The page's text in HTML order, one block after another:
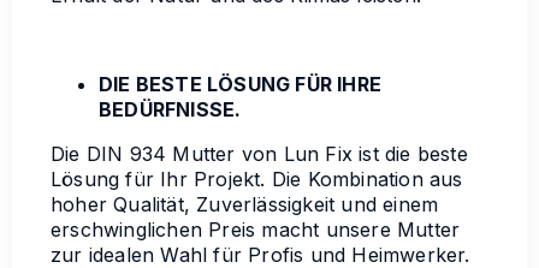
DIE BESTE LÖSUNG FÜR IHRE
BEDÜRFNISSE.
Die DIN 934 Mutter von Lun Fix ist die beste
Lösung für Ihr Projekt. Die Kombination aus
hoher Qualität, Zuverlässigkeit und einem
erschwinglichen Preis macht unsere Mutter
zur idealen Wahl für Profis und Heimwerker.